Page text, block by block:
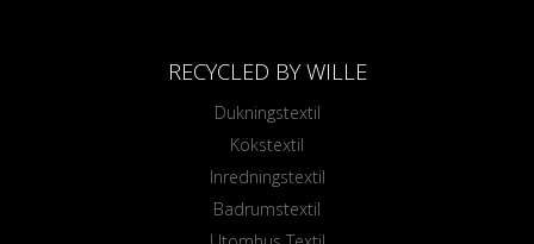
RECYCLED BY WILLE
Dukningstextil
Kökstextil
Inredningstextil
Badrumstextil